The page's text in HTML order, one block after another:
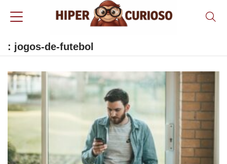
: jogos-de-futebol